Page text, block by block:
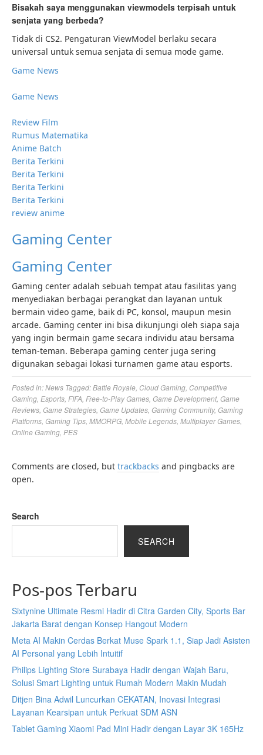
Bisakah saya menggunakan viewmodels terpisah untuk
senjata yang berbeda?
Tidak di CS2. Pengaturan ViewModel berlaku secara
universal untuk semua senjata di semua mode game.
Game News
Game News
Review Film
Rumus Matematika
Anime Batch
Berita Terkini
Berita Terkini
Berita Terkini
Berita Terkini
review anime
Gaming Center
Gaming Center
Gaming center adalah sebuah tempat atau fasilitas yang
menyediakan berbagai perangkat dan layanan untuk
bermain video game, baik di PC, konsol, maupun mesin
arcade. Gaming center ini bisa dikunjungi oleh siapa saja
yang ingin bermain game secara individu atau bersama
teman-teman. Beberapa gaming center juga sering
digunakan sebagai lokasi turnamen game atau esports.
Posted in:News Tagged:Battle Royale Cloud Gaming Competitive
Gaming Esports FIFA Free-to-Play Games Game Development, Game
Reviews Game Strategies Game Updates Gaming Community, Gaming
Platforms Gaming Tips MMORPG Mobile Legends Multiplayer Games
Online Gaming PES
Comments are closed, but trackbacks and pingbacks are
open.
Search
SEARCH
Pos-pos Terbaru
Sixtynine Ultimate Resmi Hadir di Citra Garden City, Sports Bar
Jakarta Barat dengan Konsep Hangout Modern
Meta AI Makin Cerdas Berkat Muse Spark 1.1, Siap Jadi Asisten
AI Personal yang Lebih Intuitif
Philips Lighting Store Surabaya Hadir dengan Wajah Baru,
Solusi Smart Lighting untuk Rumah Modern Makin Mudah
Ditjen Bina Adwil Luncurkan CEKATAN, Inovasi Integrasi
Layanan Kearsipan untuk Perkuat SDM ASN
Tablet Gaming Xiaomi Pad Mini Hadir dengan Layar 3K 165Hz